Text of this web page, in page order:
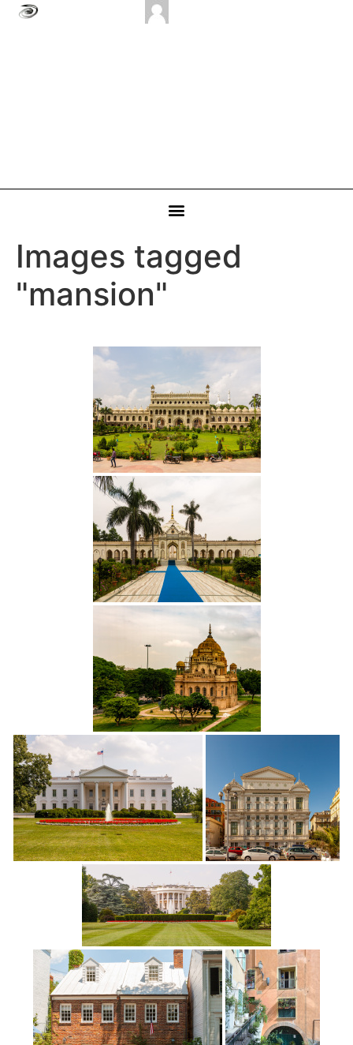
Images tagged
"mansion"